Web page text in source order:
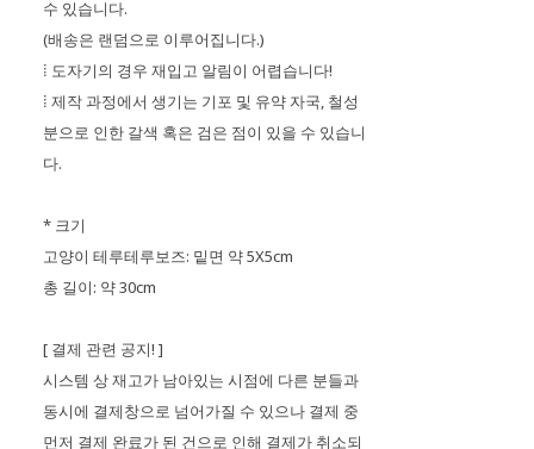
수 있습니다.
(배송은 랜덤으로 이루어집니다.)
⁞ 도자기의 경우 재입고 알림이 어렵습니다!
⁞ 제작 과정에서 생기는 기포 및 유약 자국, 철성
분으로 인한 갈색 혹은 검은 점이 있을 수 있습니
다.
* 크기
고양이 테루테루보즈: 밑면 약 5X5cm
총 길이: 약 30cm
[ 결제 관련 공지! ]
시스템 상 재고가 남아있는 시점에 다른 분들과
동시에 결제창으로 넘어가질 수 있으나 결제 중
먼저 결제 완료가 된 건으로 인해 결제가 취소되